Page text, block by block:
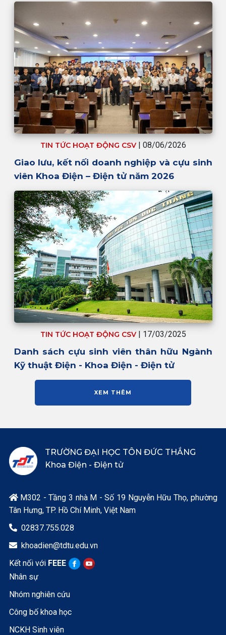
TIN TỨC HOẠT ĐỘNG CSV | 08/06/2026
Giao lưu, kết nối doanh nghiệp và cựu sinh
viên Khoa Điện – Điện tử năm 2026
TIN TỨC HOẠT ĐỘNG CSV | 17/03/2025
Danh sách cựu sinh viên thân hữu Ngành
Kỹ thuật Điện - Khoa Điện - Điện tử
XEM THÊM
TRƯỜNG ĐẠI HỌC TÔN ĐỨC THẮNG
Khoa Điện - Điện tử
M302 - Tầng 3 nhà M - Số 19 Nguyễn Hữu Thọ, phường
Tân Hưng, TP. Hồ Chí Minh, Việt Nam
 02837.755.028
 khoadien@tdtu.edu.vn
Kết nối với FEEE
Nhân sự
Nhóm nghiên cứu
Công bố khoa học
NCKH Sinh viên